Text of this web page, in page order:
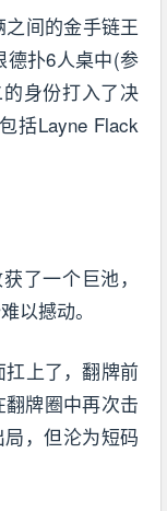
间的金手链王
德扑6人桌中(参
身份打入了决
括Layne Flack
了一个巨池，
以撼动。
上了，翻牌前
牌圈中再次击
，但沦为短码